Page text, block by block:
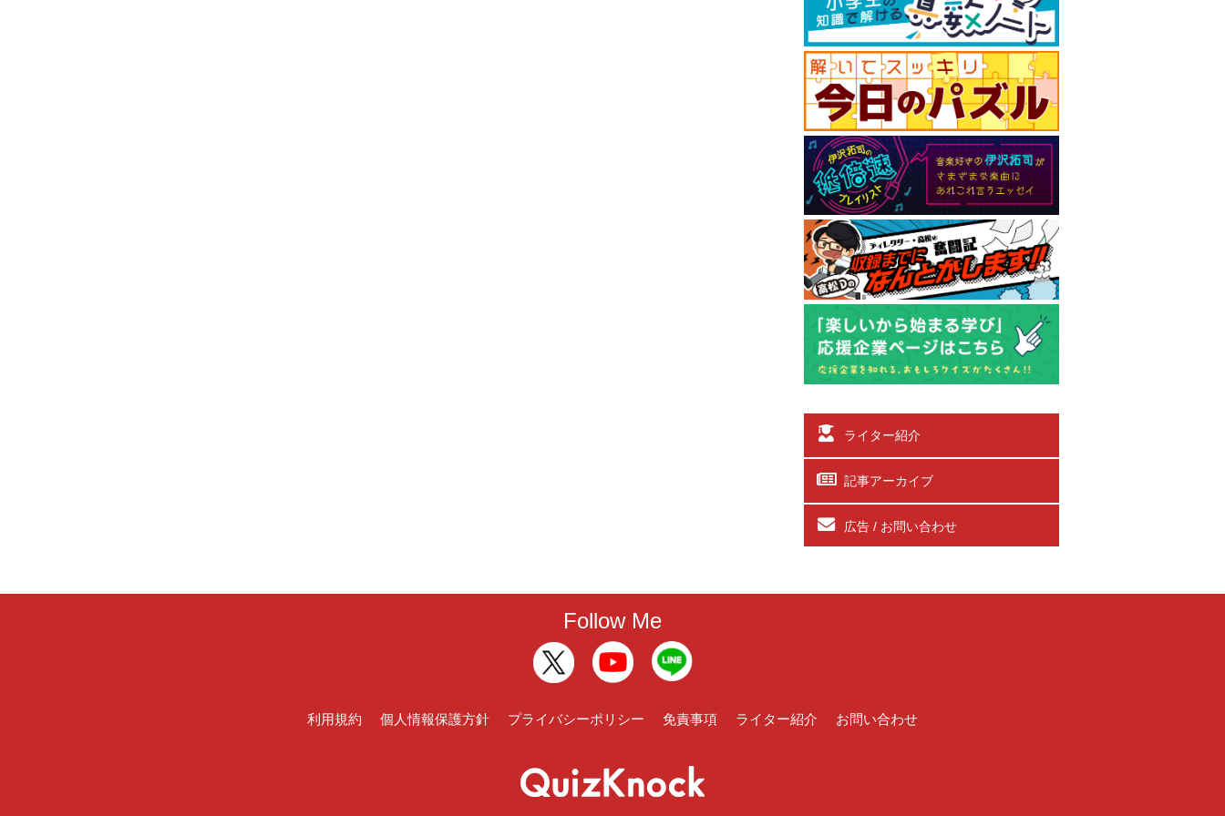
ライター紹介
記事アーカイブ
広告 / お問い合わせ
Follow Me
利用規約 個人情報保護方針 プライバシーポリシー 免責事項 ライター紹介 お問い合わせ